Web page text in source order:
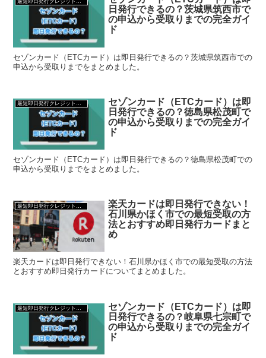
最短即日発行クレジットカード
日発行できるの？茨城県筑西市で
の申込から受取りまでの完全ガイ
ド
セゾンカード（ETCカード）は即日発行できるの？茨城県筑西市での
申込から受取りまでをまとめました。
最短即日発行クレジットカード
セゾンカード（ETCカード）は即
日発行できるの？徳島県松茂町で
の申込から受取りまでの完全ガイ
ド
セゾンカード（ETCカード）は即日発行できるの？徳島県松茂町での
申込から受取りまでをまとめました。
楽天カードは即日発行できない！
石川県かほく市での最短受取の方
法とおすすめ即日発行カードまと
め
楽天カードは即日発行できない！石川県かほく市での最短受取の方法
とおすすめ即日発行カードについてまとめました。
最短即日発行クレジットカード
セゾンカード（ETCカード）は即
日発行できるの？岐阜県七宗町で
の申込から受取りまでの完全ガイ
ド